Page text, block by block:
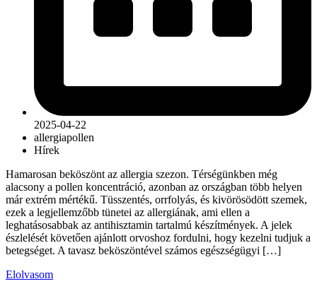
2025-04-22
allergiapollen
Hírek
Hamarosan beköszönt az allergia szezon. Térségünkben még
alacsony a pollen koncentráció, azonban az országban több helyen
már extrém mértékű. Tüsszentés, orrfolyás, és kivörösödött szemek,
ezek a legjellemzőbb tünetei az allergiának, ami ellen a
leghatásosabbak az antihisztamin tartalmú készítmények. A jelek
észlelését követően ajánlott orvoshoz fordulni, hogy kezelni tudjuk a
betegséget. A tavasz beköszöntével számos egészségügyi […]
Elolvasom